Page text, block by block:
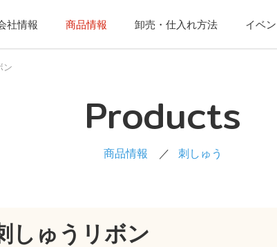
社情報 商品情報 卸売・仕入れ方法 イベ
ン
Products
商品情報 刺しゅう
しゅうリボン